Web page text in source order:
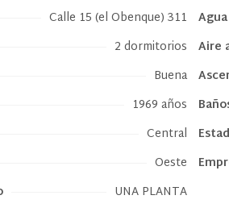
Calle 15 (el Obenque) 311
2 dormitorios
Buena
1969 años
Central
Oeste
UNA PLANTA
Aire